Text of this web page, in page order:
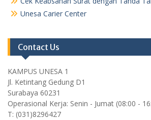
Unesa Carier Center
Contact Us
KAMPUS UNESA 1
Jl. Ketintang Gedung D1
Surabaya 60231
Operasional Kerja: Senin - Jumat (08:00 -
T: (031)8296427